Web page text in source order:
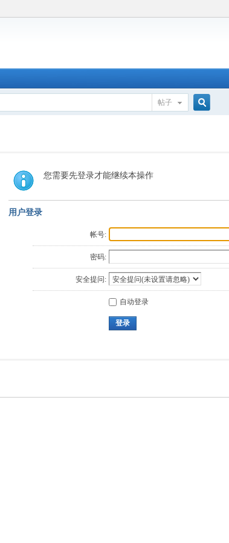
帖子
您需要先登录才能继续本操作
用户登录
帐号:
密码:
安全提问:
自动登录
登录